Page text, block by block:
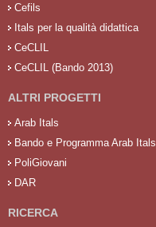
Cefils
Itals per la qualità didattica
CeCLIL
CeCLIL (Bando 2013)
ALTRI PROGETTI
Arab Itals
Bando e Programma Arab Itals
PoliGiovani
DAR
RICERCA